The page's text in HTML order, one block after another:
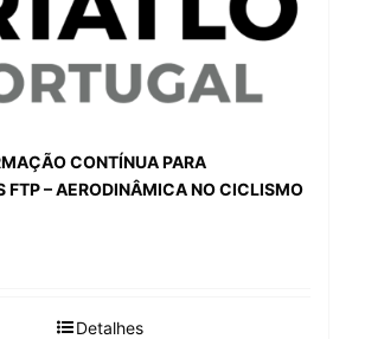
CONTÍNUA PARA
FTP – AERODINÂMICA NO CICLISMO
Detalhes